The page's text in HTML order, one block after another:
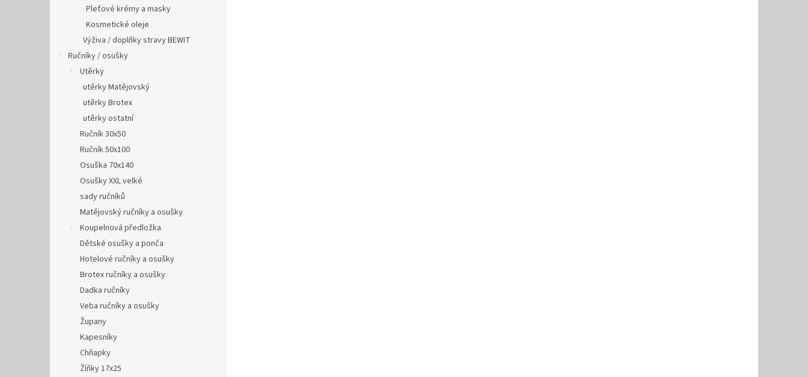
Pleťové krémy a masky
Kosmetické oleje
Výživa / doplňky stravy BEWIT
Ručníky / osušky
Utěrky
utěrky Matějovský
utěrky Brotex
utěrky ostatní
Ručník 30x50
Ručník 50x100
Osuška 70x140
Osušky XXL velké
sady ručníků
Matějovský ručníky a osušky
Koupelnová předložka
Dětské osušky a ponča
Hotelové ručníky a osušky
Brotex ručníky a osušky
Dadka ručníky
Veba ručníky a osušky
Župany
Kapesníky
Chňapky
Žíňky 17x25